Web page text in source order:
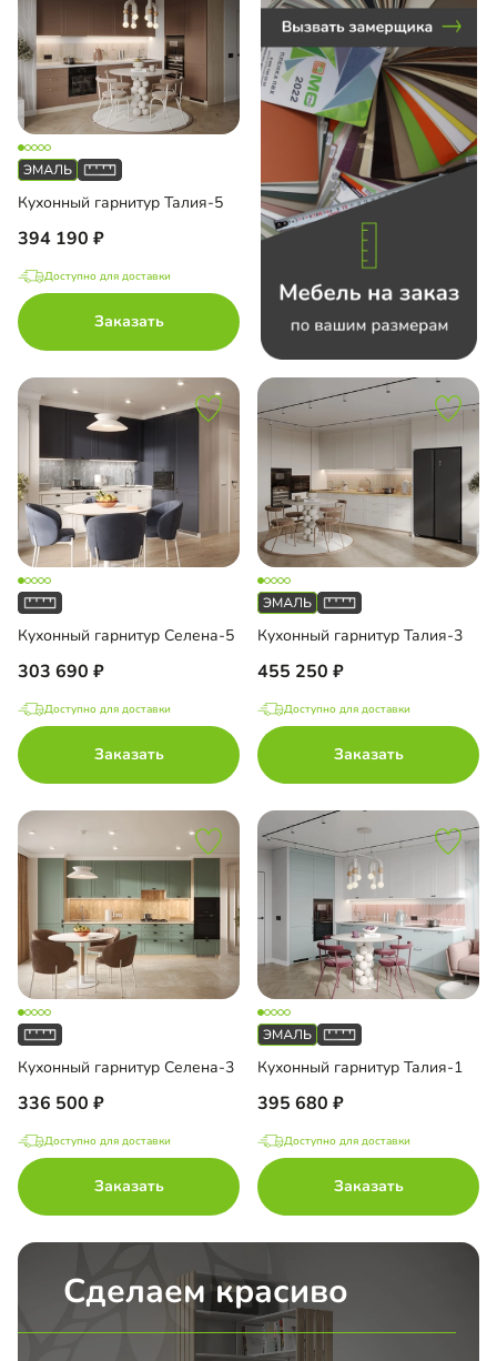
Кухонный гарнитур Талия-5
394 190
Доступно для доставки
Заказать
Кухонный гарнитур Селена-5
303 690
Доступно для доставки
Заказать
Кухонный гарнитур Талия-3
455 250
Доступно для доставки
Заказать
Кухонный гарнитур Селена-3
336 500
Доступно для доставки
Заказать
Кухонный гарнитур Талия-1
395 680
Доступно для доставки
Заказать
Сделаем красиво